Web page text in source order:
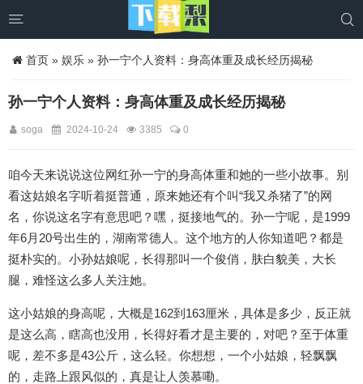
 
首页 » 娱乐 » 孙一宁个人资料：身高体重及成长经历揭秘
孙一宁个人资料：身高体重及成长经历揭秘
soga 2024-10-24 3385 0
咱今天来说说这位网红孙一宁的身高体重和她的一些小故事。别
看这姑娘名字听着挺普通，原来她还有个叫“我又杀猪了”的网
名，你说这名字有意思吧？嘿，挺接地气的。孙一宁呢，是1999
年6月20号出生的，湖南常德人。这个地方的人你知道吧？都是
挺朴实的。小孙姑娘呢，长得那叫一个俊俏，肤白貌美，大长
腿，难怪这么多人关注她。
这小姑娘的身高呢，大概是162到163厘米，具体是多少，反正就
是这么高，瞎高也没用，长得好看才是主要的，对吧？至于体重
呢，差不多是43公斤，这么轻。你想想，一个小姑娘，轻飘飘
的，走路上跟风似的，真是让人羡慕嘞。